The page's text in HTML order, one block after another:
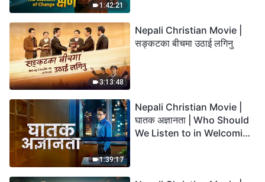
1:42:21
3:13:48
Nepali Christian Movie |
सङ्कटका बीचमा उठाई लगिनु
1:39:17
Nepali Christian Movie |
घातक अज्ञानता | Who Should
We Listen to in Welcoming